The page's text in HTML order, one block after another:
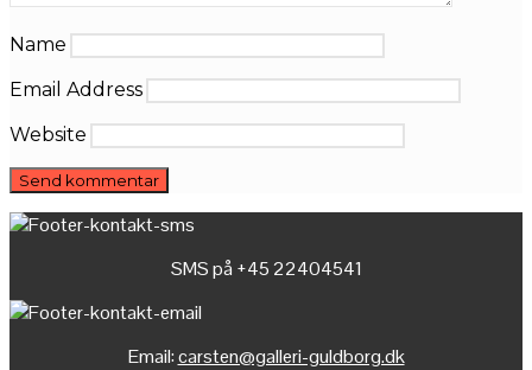
Name
Email Address
Website
SMS på +45 22404541
Email:carsten@galleri-guldborg.dk